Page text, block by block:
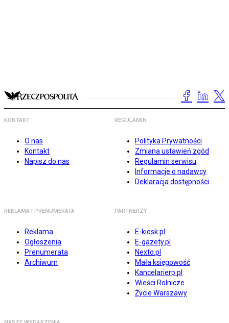
KONTAKT
O nas
Kontakt
Napisz do nas
REGULAMIN
Polityka Prywatności
Zmiana ustawień zgód
Regulamin serwisu
Informacje o nadawcy
Deklaracja dostępności
REKLAMA I PRENUMERATA
Reklama
Ogłoszenia
Prenumerata
Archiwum
PARTNERZY
E-kiosk.pl
E-gazety.pl
Nexto.pl
Mała księgowość
Kancelarierp.pl
Wieści Rolnicze
Życie Warszawy